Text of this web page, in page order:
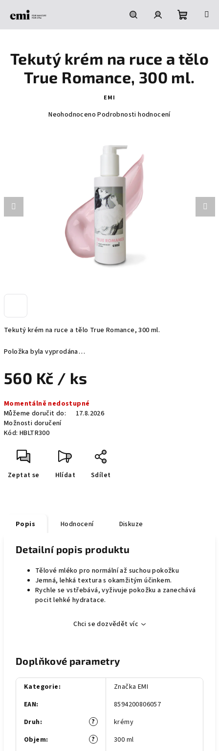
HledatPřihlášeníNákupní
košík
Tekutý krém na ruce a tělo True Romance, 300 ml.
Položka byla vyprodána…
560 Kč / ks
cena:
Momentálně nedostupné
Můžeme doručit do:
17.8.2026
Možnosti doručení
Kód: HBLTR300
Zeptat se Hlídat Sdílet
Tekutý krém na ruce a tělo
True Romance, 300 ml.
EMI
Průměrné
Neohodnoceno Podrobnosti hodnocení
Popis Hodnocení Diskuze
Detailní popis produktu
Tělové mléko pro normální až suchou pokožku
Jemná, lehká textura s okamžitým účinkem.
Rychle se vstřebává, vyživuje pokožku a zanechává
pocit lehké hydratace.
Chci se dozvědět víc
Doplňkové parametry
Kategorie:
Značka EMI
EAN:
8594200806057
?
Druh:
krémy
?
Objem:
300 ml